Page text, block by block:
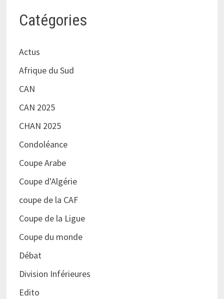
Catégories
Actus
Afrique du Sud
CAN
CAN 2025
CHAN 2025
Condoléance
Coupe Arabe
Coupe d'Algérie
coupe de la CAF
Coupe de la Ligue
Coupe du monde
Débat
Division Inférieures
Edito